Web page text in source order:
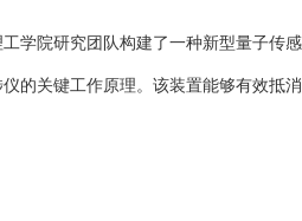
学院研究团队构建了一种新型量子传感
的关键工作原理。该装置能够有效抵消